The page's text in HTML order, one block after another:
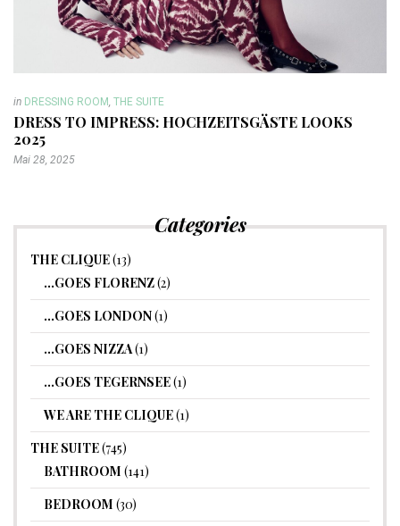
in DRESSING ROOM THE SUITE
DRESS TO IMPRESS: HOCHZEITSGÄSTE LOOKS
2025
Mai 28, 2025
Categories
THE CLIQUE(13)
…GOES FLORENZ(2)
…GOES LONDON(1)
…GOES NIZZA(1)
…GOES TEGERNSEE(1)
WE ARE THE CLIQUE(1)
THE SUITE(745)
BATHROOM (141)
BEDROOM (30)